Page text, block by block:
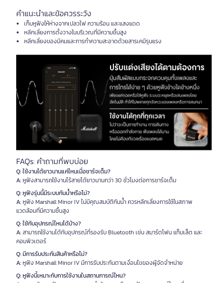
คำแนะนำและข้อควรระวัง
เก็บหูฟังให้ห่างจากเปลวไฟ ความร้อน และแสงแดด
หลีกเลี่ยงการตั้งวางในบริเวณที่มีความชื้นสูง
หลีกเลี่ยงของมีคมและการทำความสะอาดด้วยสารเคมีรุนแรง
FAQs: คำถามที่พบบ่อย
Q: ใช้งานได้ยาวนานแค่ไหนเมื่อชาร์จเต็ม?
A:หูฟังสามารถใช้งานไร้สายได้ยาวนานกว่า 30 ชั่วโมงต่อการชาร์จเต็ม
Q: หูฟังรุ่นนี้มีระบบกันน้ำหรือไม่?
A:หูฟัง Marshall Minor IV ไม่มีคุณสมบัติกันน้ำ ควรหลีกเลี่ยงการใช้ในสภาพ
แวดล้อมที่มีความชื้นสูง
Q: ใช้กับอุปกรณ์ไหนได้บ้าง?
A:สามารถใช้งานได้กับอุปกรณ์ที่รองรับ Bluetooth เช่น สมาร์ตโฟน แท็บเล็ต และ
คอมพิวเตอร์
Q: มีการรับประกันสินค้าหรือไม่?
A:หูฟัง Marshall Minor IV มีการรับประกันตามเงื่อนไขของผู้จัดจำหน่าย
Q: หูฟังนี้เหมาะกับการใช้งานในสถานการณ์ไหน?